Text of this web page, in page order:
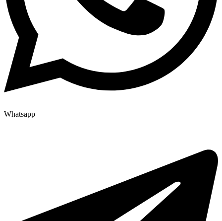
Whatsapp